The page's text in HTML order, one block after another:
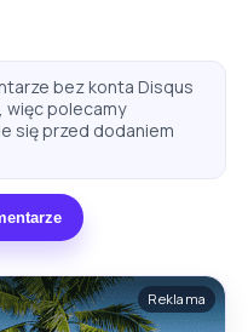
bez konta Disqus
więc polecamy
się przed dodaniem
Reklama